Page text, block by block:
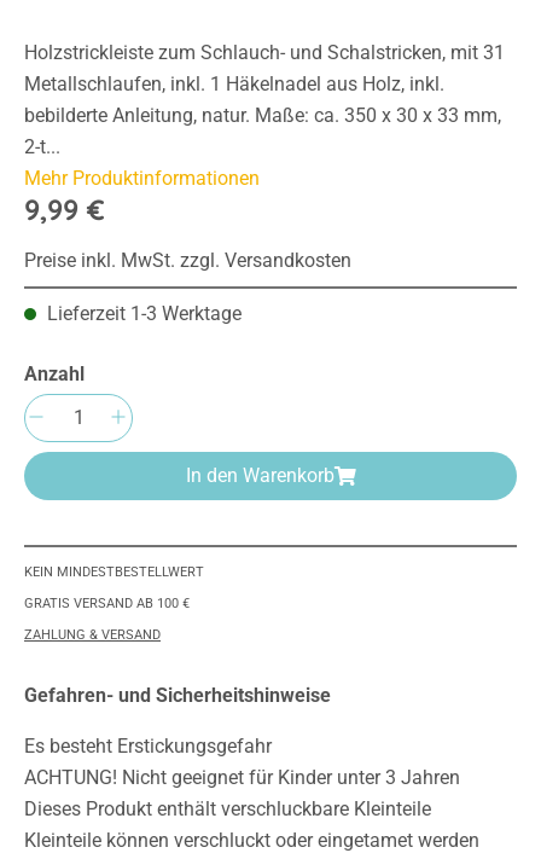
Holzstrickleiste zum Schlauch- und Schalstricken, mit 31
Metallschlaufen, inkl. 1 Häkelnadel aus Holz, inkl.
bebilderte Anleitung, natur. Maße: ca. 350 x 30 x 33 mm,
2-t...
Mehr Produktinformationen
9,99 €
Preise inkl. MwSt. zzgl. Versandkosten
Lieferzeit 1-3 Werktage
Anzahl
Produkt Anzahl: Gib den gewünschten
In den Warenkorb
KEIN MINDESTBESTELLWERT
GRATIS VERSAND AB 100 €
ZAHLUNG & VERSAND
Gefahren- und Sicherheitshinweise
Es besteht Erstickungsgefahr
ACHTUNG! Nicht geeignet für Kinder unter 3 Jahren
Dieses Produkt enthält verschluckbare Kleinteile
Kleinteile können verschluckt oder eingetamet werden